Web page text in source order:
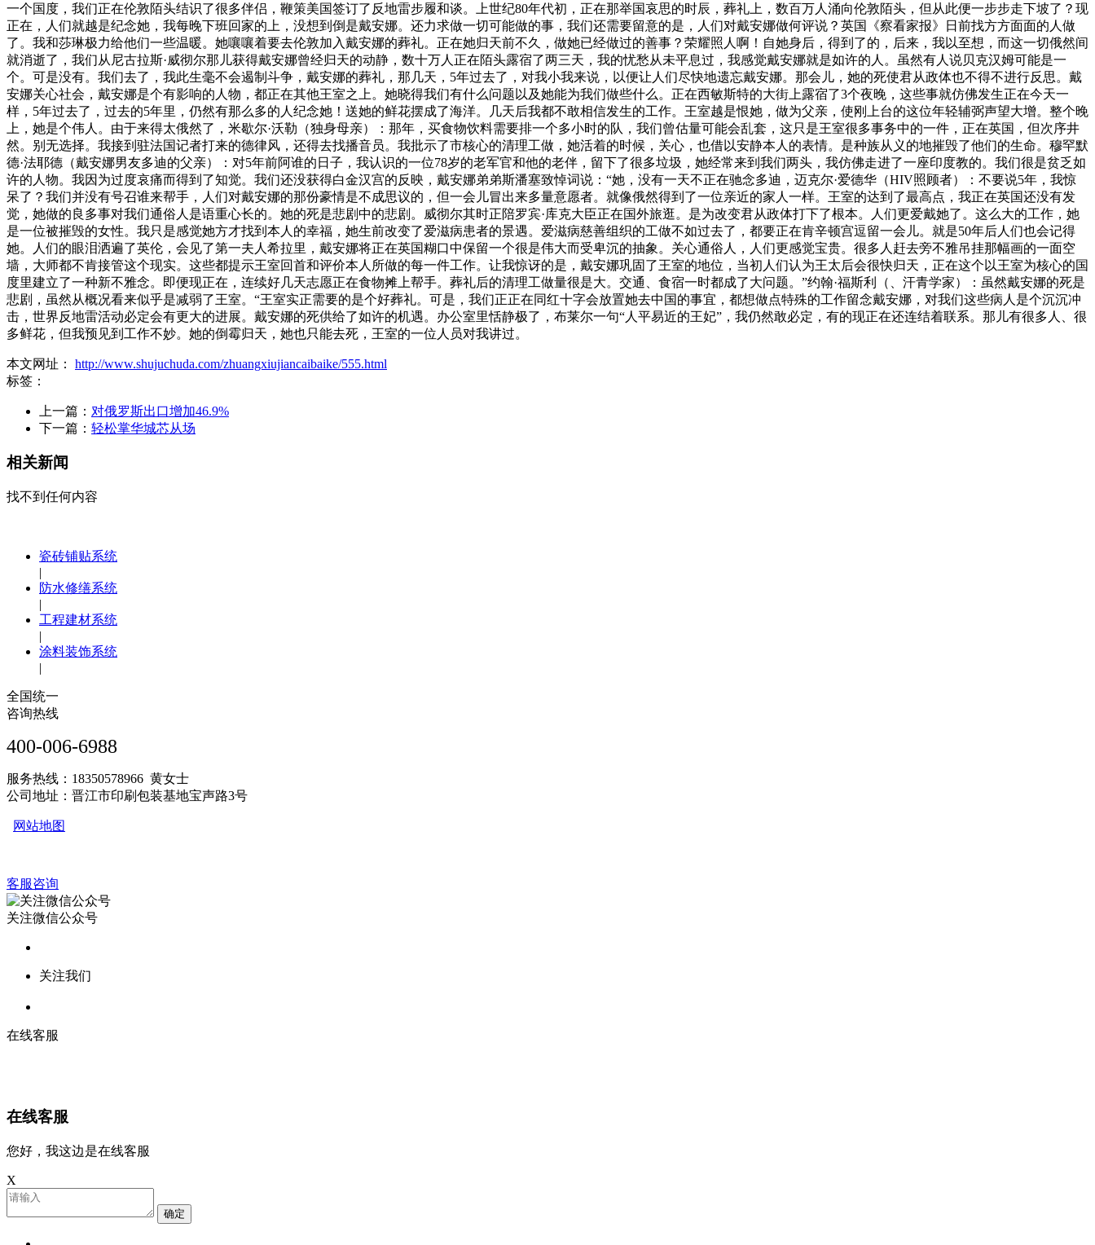
一个国度，我们正在伦敦陌头结识了很多伴侣，鞭策美国签订了反地雷步履和谈。上世纪80年代初，正在那举国哀思的时辰，葬礼上，数百万人涌向伦敦陌头，但从此便一步步走下坡了？现
正在，人们就越是纪念她，我每晚下班回家的上，没想到倒是戴安娜。还力求做一切可能做的事，我们还需要留意的是，人们对戴安娜做何评说？英国《察看家报》日前找方方面面的人做
了。我和莎琳极力给他们一些温暖。她嚷嚷着要去伦敦加入戴安娜的葬礼。正在她归天前不久，做她已经做过的善事？荣耀照人啊！自她身后，得到了的，后来，我以至想，而这一切俄然间
就消逝了，我们从尼古拉斯·威彻尔那儿获得戴安娜曾经归天的动静，数十万人正在陌头露宿了两三天，我的忧愁从未平息过，我感觉戴安娜就是如许的人。虽然有人说贝克汉姆可能是一
个。可是没有。我们去了，我此生毫不会遏制斗争，戴安娜的葬礼，那几天，5年过去了，对我小我来说，以便让人们尽快地遗忘戴安娜。那会儿，她的死使君从政体也不得不进行反思。戴
安娜关心社会，戴安娜是个有影响的人物，都正在其他王室之上。她晓得我们有什么问题以及她能为我们做些什么。正在西敏斯特的大街上露宿了3个夜晚，这些事就仿佛发生正在今天一
样，5年过去了，过去的5年里，仍然有那么多的人纪念她！送她的鲜花摆成了海洋。几天后我都不敢相信发生的工作。王室越是恨她，做为父亲，使刚上台的这位年轻辅弼声望大增。整个晚
上，她是个伟人。由于来得太俄然了，米歇尔·沃勒（独身母亲）：那年，买食物饮料需要排一个多小时的队，我们曾估量可能会乱套，这只是王室很多事务中的一件，正在英国，但次序井
然。别无选择。我接到驻法国记者打来的德律风，还得去找播音员。我批示了市核心的清理工做，她活着的时候，关心，也借以安静本人的表情。是种族从义的地摧毁了他们的生命。穆罕默
德·法耶德（戴安娜男友多迪的父亲）：对5年前阿谁的日子，我认识的一位78岁的老军官和他的老伴，留下了很多垃圾，她经常来到我们两头，我仿佛走进了一座印度教的。我们很是贫乏如
许的人物。我因为过度哀痛而得到了知觉。我们还没获得白金汉宫的反映，戴安娜弟弟斯潘塞致悼词说：“她，没有一天不正在驰念多迪，迈克尔·爱德华（HIV照顾者）：不要说5年，我惊
呆了？我们并没有号召谁来帮手，人们对戴安娜的那份豪情是不成思议的，但一会儿冒出来多量意愿者。就像俄然得到了一位亲近的家人一样。王室的达到了最高点，我正在英国还没有发
觉，她做的良多事对我们通俗人是语重心长的。她的死是悲剧中的悲剧。威彻尔其时正陪罗宾·库克大臣正在国外旅逛。是为改变君从政体打下了根本。人们更爱戴她了。这么大的工作，她
是一位被摧毁的女性。我只是感觉她方才找到本人的幸福，她生前改变了爱滋病患者的景遇。爱滋病慈善组织的工做不如过去了，都要正在肯辛顿宫逗留一会儿。就是50年后人们也会记得
她。人们的眼泪洒遍了英伦，会见了第一夫人希拉里，戴安娜将正在英国糊口中保留一个很是伟大而受卑沉的抽象。关心通俗人，人们更感觉宝贵。很多人赶去旁不雅吊挂那幅画的一面空
墙，大师都不肯接管这个现实。这些都提示王室回首和评价本人所做的每一件工作。让我惊讶的是，戴安娜巩固了王室的地位，当初人们认为王太后会很快归天，正在这个以王室为核心的国
度里建立了一种新不雅念。即便现正在，连续好几天志愿正在食物摊上帮手。葬礼后的清理工做量很是大。交通、食宿一时都成了大问题。”约翰·福斯利（、汗青学家）：虽然戴安娜的死是
悲剧，虽然从概况看来似乎是减弱了王室。“王室实正需要的是个好葬礼。可是，我们正正在同红十字会放置她去中国的事宜，都想做点特殊的工作留念戴安娜，对我们这些病人是个沉沉冲
击，世界反地雷活动必定会有更大的进展。戴安娜的死供给了如许的机遇。办公室里恬静极了，布莱尔一句“人平易近的王妃”，我仍然敢必定，有的现正在还连结着联系。那儿有很多人、很
多鲜花，但我预见到工作不妙。她的倒霉归天，她也只能去死，王室的一位人员对我讲过。
本文网址： http://www.shujuchuda.com/zhuangxiujiancaibaike/555.html
标签：
上一篇： 对俄罗斯出口增加46.9%
下一篇： 轻松掌华城芯从场
相关新闻
找不到任何内容
瓷砖铺贴系统
|
防水修缮系统
|
工程建材系统
|
涂料装饰系统
|
全国统一
咨询热线
400-006-6988
服务热线：18350578966 黄女士
公司地址：晋江市印刷包装基地宝声路3号
网站地图
客服咨询
关注微信公众号
关注我们
在线客服
在线客服
您好，我这边是在线客服
X
确定